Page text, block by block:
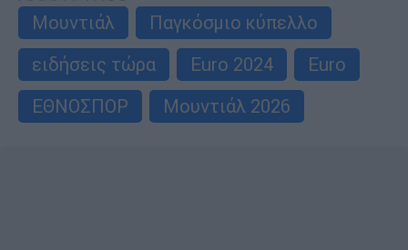
Μουντιάλ
Παγκόσμιο κύπελλο
ειδήσεις τώρα
Euro 2024
Euro
ΕΘΝΟΣΠΟΡ
Μουντιάλ 2026